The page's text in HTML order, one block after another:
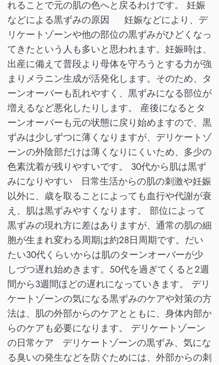
れることで元の肌の色へと戻るわけです。 妊娠
などによる黒ずみの原因 妊娠などにより、デ
リケートゾーンや他の部位の黒ずみがひどくなっ
てきたという人も多いと思われます。妊娠時は、
出産に備えて普段より母体を守ろうとする力が強
まりメラニン生成が活発化します。そのため、タ
ーンオーバーも乱れやすく、黒ずみになる部位が
増えるなど悪化したりします。 産後になるとタ
ーンオーバーも元の状態に戻り始めますので、黒
ずみは少しずつに薄くなりますが、デリケートゾ
ーンの外陰部だけは薄くなりにくいため、多少の
色素沈着が残りやすいです。 30代から肌は黒ず
みになりやすい 日常生活からの肌の刺激や妊娠
以外に、歳を取ることによっても血行や代謝が衰
え、肌は黒ずみやすくなります。 部位によって
黒ずみの現れ方に差はありますが、通常の肌の細
胞が生まれ変わる周期は約28日周期です。だい
たい30代くらいからは肌のターンオーバーが少
しづつ遅れ始めきます。50代を過ぎてくると2週
間から3週間ほどの遅れになっていきます。 デリ
ケートゾーンの気になる黒ずみのケアや対策の方
法は、肌の外部からのケアとともに、身体内部か
らのケアも必要になります。 デリケートゾーン
の日常ケア デリケートゾーンの黒ずみ、気にな
る臭いの発生などを防ぐためには、外部からの刺